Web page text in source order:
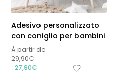
Adesivo personalizzato
con coniglio per bambini
À partir de
29,90€
27,90€